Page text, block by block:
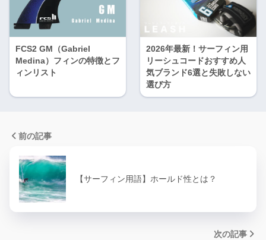
FCS2 GM（Gabriel
Medina）フィンの特徴とフ
ィンリスト
2026年最新！サーフィン用
リーシュコードおすすめ人
気ブランド6選と失敗しない
選び方
前の記事
【サーフィン用語】ホールド性とは？
次の記事